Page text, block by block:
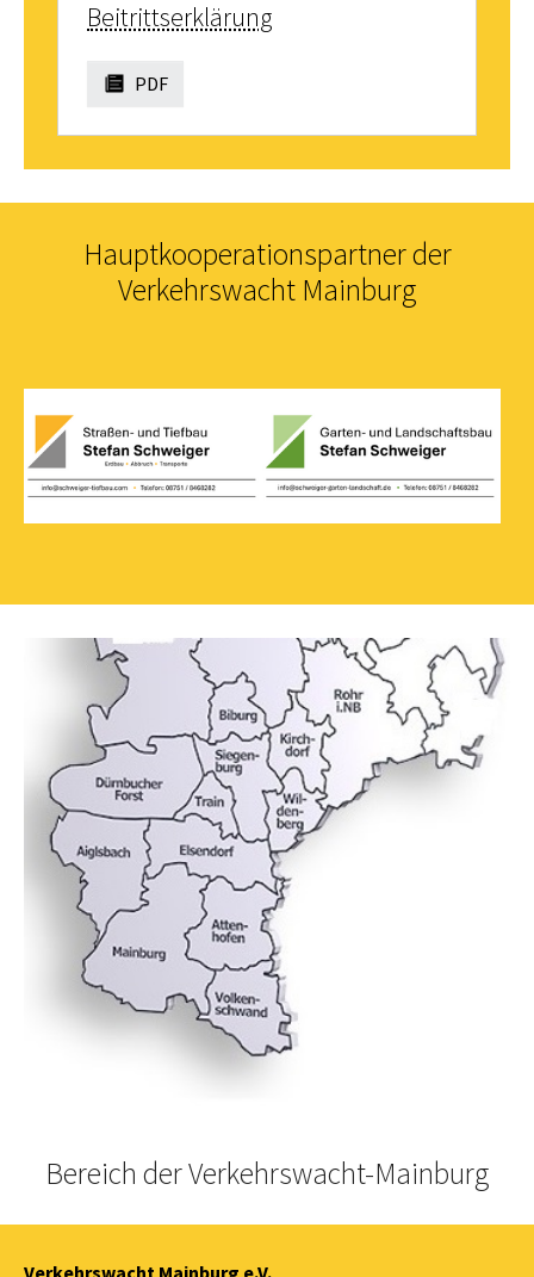
Beitrittserklärung
PDF
Hauptkooperationspartner der
Verkehrswacht Mainburg
Bereich der Verkehrswacht-Mainburg
Verkehrswacht Mainburg e.V.